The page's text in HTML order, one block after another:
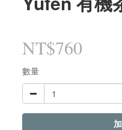
NT$760
數量